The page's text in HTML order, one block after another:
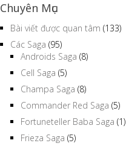
Chuyên Mục
Bài viết được quan tâm (133)
Các Saga (95)
Androids Saga (8)
Cell Saga (5)
Champa Saga (8)
Commander Red Saga (5)
Fortuneteller Baba Saga (1)
Frieza Saga (5)